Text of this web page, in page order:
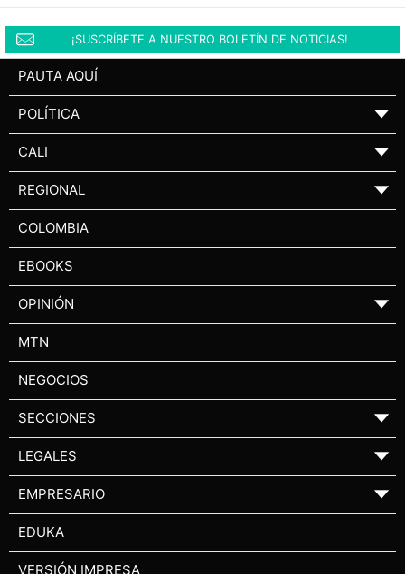
¡SUSCRÍBETE A NUESTRO BOLETÍN DE NOTICIAS!
PAUTA AQUÍ
POLÍTICA ▼
CALI ▼
REGIONAL ▼
COLOMBIA
EBOOKS
OPINIÓN ▼
MTN
NEGOCIOS
SECCIONES ▼
LEGALES ▼
EMPRESARIO ▼
EDUKA
VERSIÓN IMPRESA